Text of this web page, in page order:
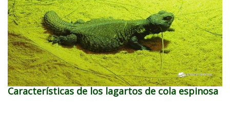
Características de los lagartos de cola espinosa